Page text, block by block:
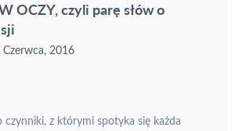
OCZY, czyli parę słów o
Czerwca, 2016
czynniki, z którymi spotyka się każda